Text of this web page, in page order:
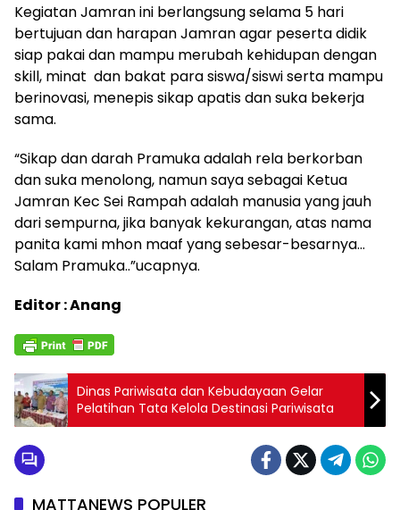
Kegiatan Jamran ini berlangsung selama 5 hari
bertujuan dan harapan Jamran agar peserta didik
siap pakai dan mampu merubah kehidupan dengan
skill, minat dan bakat para siswa/siswi serta mampu
berinovasi, menepis sikap apatis dan suka bekerja
sama.
“Sikap dan darah Pramuka adalah rela berkorban
dan suka menolong, namun saya sebagai Ketua
Jamran Kec Sei Rampah adalah manusia yang jauh
dari sempurna, jika banyak kekurangan, atas nama
panita kami mhon maaf yang sebesar-besarnya…
Salam Pramuka..”ucapnya.
Editor : Anang
Dinas Pariwisata dan Kebudayaan Gelar
Pelatihan Tata Kelola Destinasi Pariwisata
MATTANEWS POPULER